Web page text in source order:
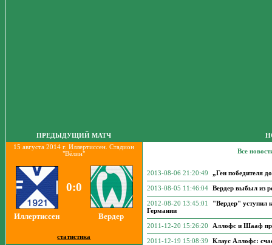
ПРЕДЫДУЩИЙ МАТЧ
15 августа 2014 г. Иллертиссен. Стадион
"Вёлин"
0:0
Иллертиссен Вердер
статистика
Все
2013-08-06 21:20:49 „Ген победителя
2013-08-05 11:46:04 Вердер выбыл из
2012-08-20 13:45:01
"Вердер" уступил
Германии
2011-12-20 15:26:20 Аллофс и Шааф
2011-12-19 15:08:39 Клаус Аллофс: